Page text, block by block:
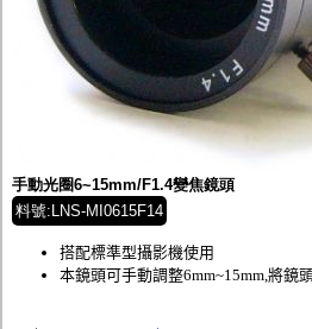
手動光圈6~15mm/F1.4變焦鏡頭
料號:LNS-MI0615F14
搭配標準型攝影機使用
本鏡頭可手動調整6mm~15mm,將鏡